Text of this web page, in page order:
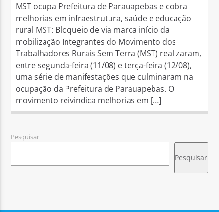
MST ocupa Prefeitura de Parauapebas e cobra
melhorias em infraestrutura, saúde e educação
rural MST: Bloqueio de via marca início da
mobilização Integrantes do Movimento dos
Trabalhadores Rurais Sem Terra (MST) realizaram,
entre segunda-feira (11/08) e terça-feira (12/08),
uma série de manifestações que culminaram na
ocupação da Prefeitura de Parauapebas. O
movimento reivindica melhorias em […]
Pesquisar
Pesquisar